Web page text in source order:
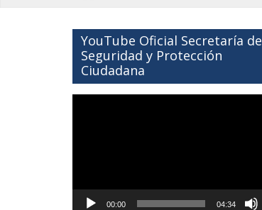
YouTube Oficial Secretaría de
Seguridad y Protección
Ciudadana
00:00 04:34